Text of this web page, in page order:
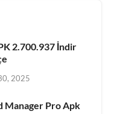
2.700.937 İndir
2025
Manager Pro Apk